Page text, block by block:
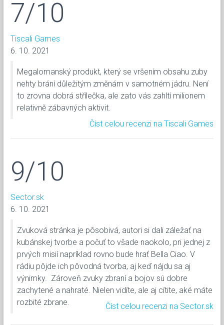
7/10
Tiscali Games
6. 10. 2021
Megalomanský produkt, který se vršením obsahu zuby
nehty brání důležitým změnám v samotném jádru. Není
to zrovna dobrá střílečka, ale zato vás zahltí milionem
relativně zábavných aktivit.
Číst celou recenzi na Tiscali Games
9/10
Sector.sk
6. 10. 2021
Zvuková stránka je pôsobivá, autori si dali záležať na
kubánskej tvorbe a počuť to všade naokolo, pri jednej z
prvých misií napríklad rovno bude hrať Bella Ciao. V
rádiu pôjde ich pôvodná tvorba, aj keď nájdu sa aj
výnimky. Zároveň zvuky zbraní a bojov sú dobre
zachytené a nahraté. Nielen vidíte, ale aj cítite, aké máte
rozbité zbrane.
Číst celou recenzi na Sector.sk